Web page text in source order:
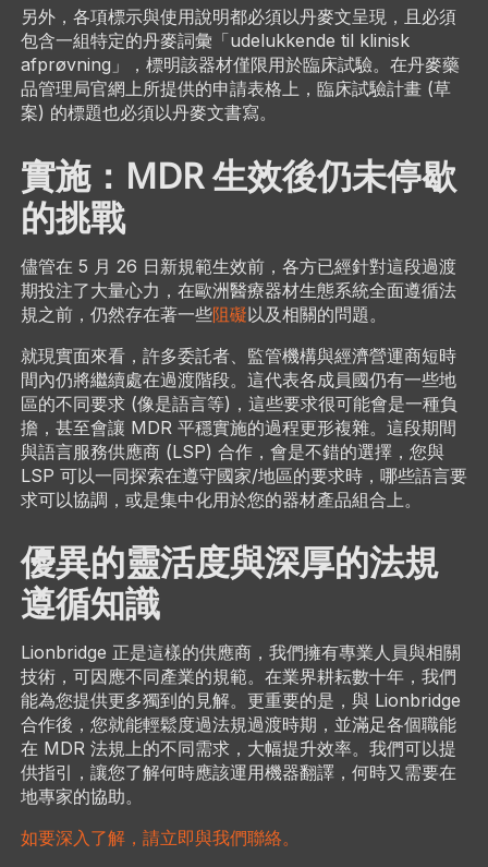
另外，各項標示與使用說明都必須以丹麥文呈現，且必須
包含一組特定的丹麥詞彙「udelukkende til klinisk
afprøvning」，標明該器材僅限用於臨床試驗。在丹麥藥
品管理局官網上所提供的申請表格上，臨床試驗計畫 (草
案) 的標題也必須以丹麥文書寫。
實施：MDR 生效後仍未停歇
的挑戰
儘管在 5 月 26 日新規範生效前，各方已經針對這段過渡
期投注了大量心力，在歐洲醫療器材生態系統全面遵循法
規之前，仍然存在著一些阻礙以及相關的問題。
就現實面來看，許多委託者、監管機構與經濟營運商短時
間內仍將繼續處在過渡階段。這代表各成員國仍有一些地
區的不同要求 (像是語言等)，這些要求很可能會是一種負
擔，甚至會讓 MDR 平穩實施的過程更形複雜。這段期間
與語言服務供應商 (LSP) 合作，會是不錯的選擇，您與
LSP 可以一同探索在遵守國家/地區的要求時，哪些語言要
求可以協調，或是集中化用於您的器材產品組合上。
優異的靈活度與深厚的法規
遵循知識
Lionbridge 正是這樣的供應商，我們擁有專業人員與相關
技術，可因應不同產業的規範。在業界耕耘數十年，我們
能為您提供更多獨到的見解。更重要的是，與 Lionbridge
合作後，您就能輕鬆度過法規過渡時期，並滿足各個職能
在 MDR 法規上的不同需求，大幅提升效率。我們可以提
供指引，讓您了解何時應該運用機器翻譯，何時又需要在
地專家的協助。
如要深入了解，請立即與我們聯絡。